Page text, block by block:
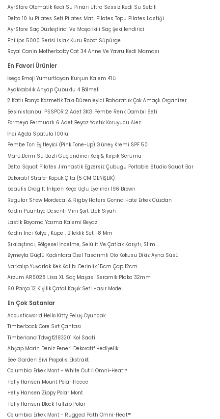
AyrStore Otomatik Kedi Su Pınarı Ultra Sessiz Kedi Su Sebili
Delta 10 lu Pilates Seti Pilates Matı Pilates Topu Pilates Lastiği
AyrStore Saç Düzleştirici Ve Maşa İkili Saç Şekillendirici
Philips 5000 Serisi Islak Kuru Robot Süpürge
Royal Canin Motherbaby Cat 34 Anne Ve Yavru Kedi Maması
En Favori Ürünler
İsego Emoji Yumurtlayan Kurşun Kalem 4'lü
Ayakkabılık Ahşap Çubuklu 4 Bölmeli
2 Katlı Banyo Kozmetik Takı Düzenleyici Baharatlık Çok Amaçlı Organizer
Besinistanbul PSSPOR 2 Adet 3KG Pembe Renk Dambıl Seti
Formeya Fermuarlı 6 Adet Beyaz Yastık Koruyucu Alez
İnci Ağda Spatula 100lü
Pembe Ton Eşitleyici (Pink Tone-Up) Güneş Kremi SPF 50
Maru.Derm Su Bazlı Güçlendirici Kaş & Kirpik Serumu
Delta Squat Pilates Jimnastik Egzersiz Çubuğu Portable Studio Squat Bar
Dekoratif Strafor Köpük Çıta (5 CM GENİŞLİK)
beaulis Drag It Inkpen Keçe Uçlu Eyeliner 196 Brown
Regular Show Mordecai & Rigby Haters Gonna Hate Erkek Cüzdan
Kadın Puantiye Desenli Mini Şort Etek Siyah
Lastik Boyama Yazma Kalemi Beyaz
Kadın Inci Kolye , Küpe , Bileklik Set -8 Mm
Sıkılaştırıcı, Bölgesel İncelme, Selülit Ve Çatlak Karşıtı, Slim
Bymeyla Güçlü Kadınlara Özel Tasarımlı Oto Kokusu Dikiz Ayna Süsü
Narkalıp Yuvarlak Kek Kalıbı Derinlik 15cm Çap 12cm
Arzum AR5028 Lisa XL Saç Maşası Seramik Plaka 32mm
60 Parça 12 Kişilik Çatal Kaşık Seti Hasır Model
En Çok Satanlar
Acousticworld Hello Kitty Peluş Oyuncak
Timberback Core Sırt Çantası
Timberland Tdwgf2183201 Kol Saati
Ahşap Marin Deniz Feneri Dekoratif Hediyelik
Bee Garden Sivi Propolis Ekstrakt
Columbia Erkek Mont - White Out İi Omni-Heat™
Helly Hansen Mount Polar Fleece
Helly Hansen Zippy Polar Mont
Helly Hansen Block Fullzip Polar
Columbia Erkek Mont - Rugged Path Omni-Heat™